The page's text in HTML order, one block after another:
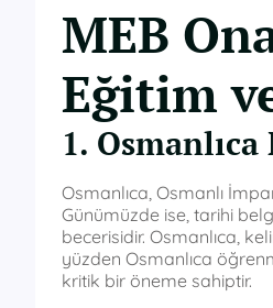
MEB
Eğitim
1.
Osmanlıca, Osmanlı
Günümüzde ise, tarihi
becerisidir. Osmanlıca,
yüzden Osmanlıca
kritik bir öneme sahiptir.